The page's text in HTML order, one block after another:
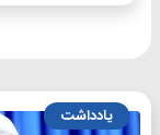
یادداشت